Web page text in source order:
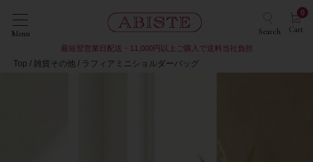
Menu Search Cart
0
最短翌営業日配送・11,000円以上ご購入で送料当社負担
Top 雑貨その他 ラフィアミニショルダーバッグ